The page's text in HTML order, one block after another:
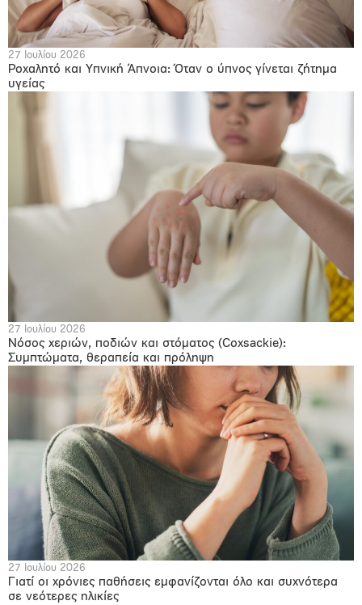
27 Ιουλίου 2026
Ροχαλητό και Υπνική Άπνοια: Όταν ο ύπνος γίνεται ζήτημα
υγείας
27 Ιουλίου 2026
Νόσος χεριών, ποδιών και στόματος (Coxsackie):
Συμπτώματα, θεραπεία και πρόληψη
27 Ιουλίου 2026
Γιατί οι χρόνιες παθήσεις εμφανίζονται όλο και συχνότερα
σε νεότερες ηλικίες